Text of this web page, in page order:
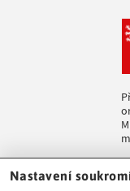
Nastavení